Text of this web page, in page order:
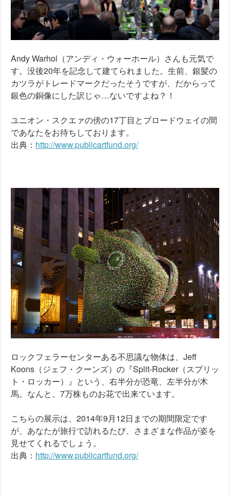
Andy Warhol（アンディ・ウォーホール）さんも元気で
す。没後20年を記念して建てられました。生前、銀髪の
カツラがトレードマークだったそうですが、だからって
銀色の銅像にした訳じゃ…ないですよね？！
ユニオン・スクエァの傍の17丁目とブロードウェイの間
であなたをお待ちしております。
出典： http://www.publicartfund.org/
ロックフェラーセンターある不思議な物体は、Jeff
Koons（ジェフ・クーンズ）の『Split-Rocker（スプリッ
ト・ロッカー）』という、右半分が恐竜、左半分が木
馬。なんと、7万株ものお花で出来ています。
こちらの展示は、2014年9月12日までの期間限定です
が、あなたが旅行で訪れるたび、さまざまな作品が姿を
見せてくれるでしょう。
出典： http://www.publicartfund.org/